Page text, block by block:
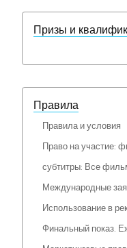
Призы и
Правила
Правила и условия
Право на участие:
субтитры: Все
Международные
Использование в
Финальный показ.